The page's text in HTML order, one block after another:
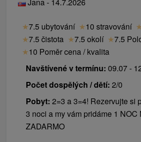
Jana - 14.7.2026
★7.5 ubytování ★10 stravování
★7.5 čistota ★7.5 okolí ★7.5
★10 Poměr cena / kvalita
Navštívené v termínu: 09.07 -
Počet dospělých / dětí: 2/0
Pobyt: 2=3 a 3=4! Rezervujte si
3 noci a my vám pridáme 1 NOC
ZADARMO